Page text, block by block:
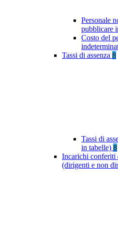
Personale
pubblicare
Costo del
Tassi di assenza 8
Tassi di
in tabelle) 8
Incarichi conferiti
(dirigenti e non